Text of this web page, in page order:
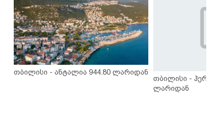
თბილისი - ანტალია 944.80 ლარიდან
თბილისი -
ლარიდან